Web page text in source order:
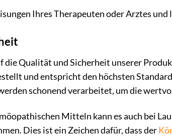
Ihres Therapeuten oder Arztes
die Qualität und Sicherheit unserer
und entspricht den höchsten
schonend verarbeitet, um die
Mitteln kann es auch bei
Dies ist ein Zeichen dafür, dass der